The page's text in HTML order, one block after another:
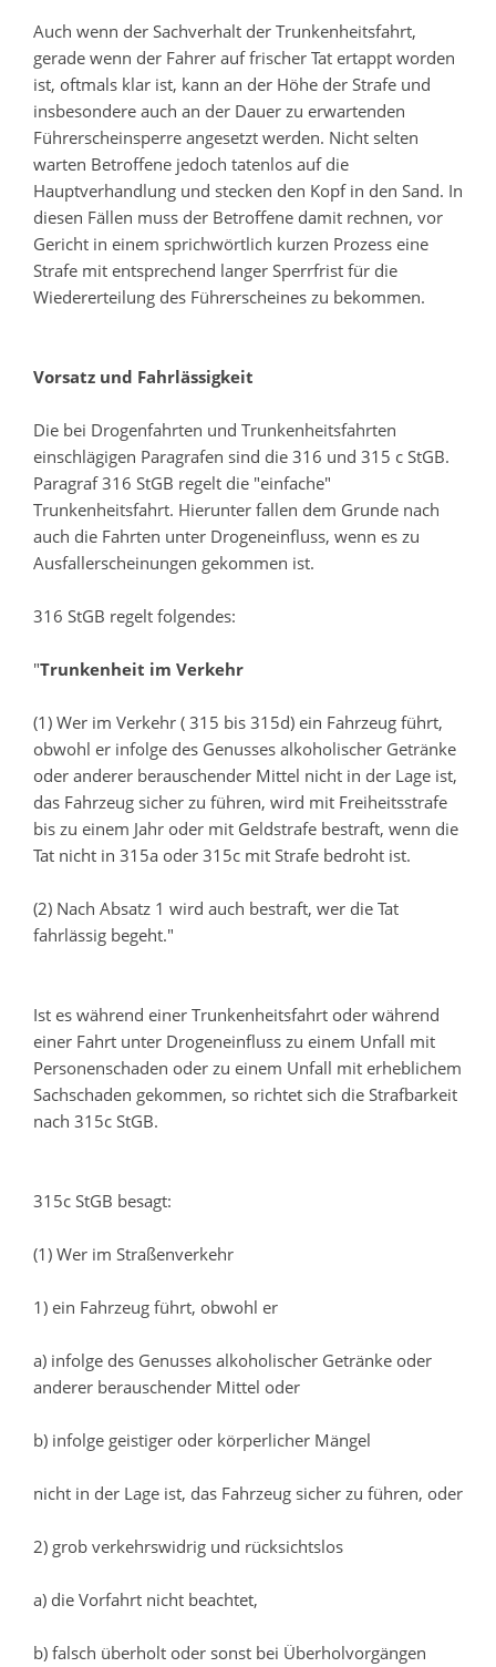
Auch wenn der Sachverhalt der Trunkenheitsfahrt,
gerade wenn der Fahrer auf frischer Tat ertappt worden
ist, oftmals klar ist, kann an der Höhe der Strafe und
insbesondere auch an der Dauer zu erwartenden
Führerscheinsperre angesetzt werden. Nicht selten
warten Betroffene jedoch tatenlos auf die
Hauptverhandlung und stecken den Kopf in den Sand. In
diesen Fällen muss der Betroffene damit rechnen, vor
Gericht in einem sprichwörtlich kurzen Prozess eine
Strafe mit entsprechend langer Sperrfrist für die
Wiedererteilung des Führerscheines zu bekommen.
Vorsatz und Fahrlässigkeit
Die bei Drogenfahrten und Trunkenheitsfahrten
einschlägigen Paragrafen sind die 316 und 315 c StGB.
Paragraf 316 StGB regelt die "einfache"
Trunkenheitsfahrt. Hierunter fallen dem Grunde nach
auch die Fahrten unter Drogeneinfluss, wenn es zu
Ausfallerscheinungen gekommen ist.
316 StGB regelt folgendes:
"Trunkenheit im Verkehr
(1) Wer im Verkehr ( 315 bis 315d) ein Fahrzeug führt,
obwohl er infolge des Genusses alkoholischer Getränke
oder anderer berauschender Mittel nicht in der Lage ist,
das Fahrzeug sicher zu führen, wird mit Freiheitsstrafe
bis zu einem Jahr oder mit Geldstrafe bestraft, wenn die
Tat nicht in 315a oder 315c mit Strafe bedroht ist.
(2) Nach Absatz 1 wird auch bestraft, wer die Tat
fahrlässig begeht."
Ist es während einer Trunkenheitsfahrt oder während
einer Fahrt unter Drogeneinfluss zu einem Unfall mit
Personenschaden oder zu einem Unfall mit erheblichem
Sachschaden gekommen, so richtet sich die Strafbarkeit
nach 315c StGB.
315c StGB besagt:
(1) Wer im Straßenverkehr
1) ein Fahrzeug führt, obwohl er
a) infolge des Genusses alkoholischer Getränke oder
anderer berauschender Mittel oder
b) infolge geistiger oder körperlicher Mängel
nicht in der Lage ist, das Fahrzeug sicher zu führen, oder
2) grob verkehrswidrig und rücksichtslos
a) die Vorfahrt nicht beachtet,
b) falsch überholt oder sonst bei Überholvorgängen